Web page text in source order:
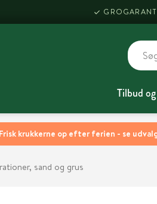
Frisk krukkerne op efter ferien - se
Tilbud
sand og grus